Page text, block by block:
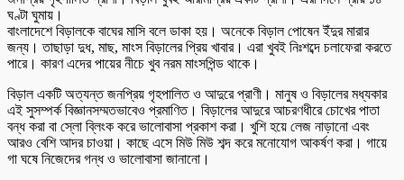
ঘণ্টা ঘুমায়।
বাংলাদেশে বিড়ালকে বাঘের মাসি বলে ডাকা হয়। অনেকে বিড়াল পোষেন ইঁদুর মারার
জন্য। তাছাড়া দুধ, মাছ, মাংস বিড়ালের প্রিয় খাবার। এরা খুবই নিঃশব্দে চলাফেরা করতে
পারে। কারণ এদের পায়ের নীচে খুব নরম মাংসপিন্ড থাকে।
বিড়াল একটি অত্যন্ত জনপ্রিয় গৃহপালিত ও আদুরে প্রাণী। মানুষ ও বিড়ালের মধ্যকার
এই সুসম্পর্ক বিজ্ঞানসম্মতভাবেও প্রমাণিত। বিড়ালের আদুরে আচরণধীরে চোখের পাতা
বন্ধ করা বা স্লো ব্লিংক করে ভালোবাসা প্রকাশ করা। খুশি হয়ে লেজ নাড়ানো এবং
আরও বেশি আদর চাওয়া। কাছে এসে মিউ মিউ শব্দ করে মনোযোগ আকর্ষণ করা। গায়ে
গা ঘষে নিজেদের গন্ধ ও ভালোবাসা জানানো।